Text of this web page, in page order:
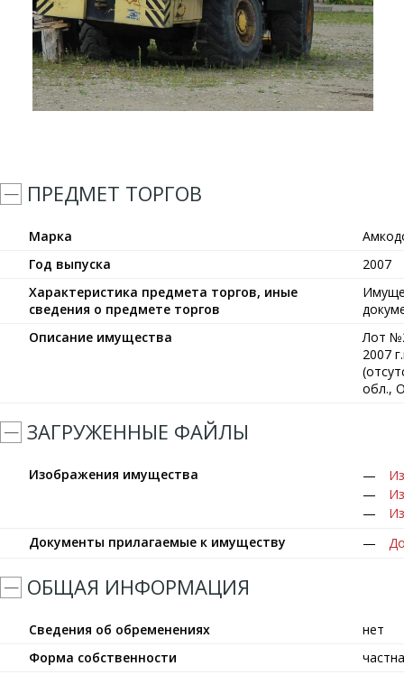
ПРЕДМЕТ ТОРГОВ
Марка
Год выпуска
2007
Характеристика предмета торгов, иные
сведения о предмете торгов
Описание имущества
Лот
2007
обл.,
ЗАГРУЖЕННЫЕ ФАЙЛЫ
Изображения имущества
Документы прилагаемые к имуществу
ОБЩАЯ ИНФОРМАЦИЯ
Сведения об обременениях
нет
Форма собственности